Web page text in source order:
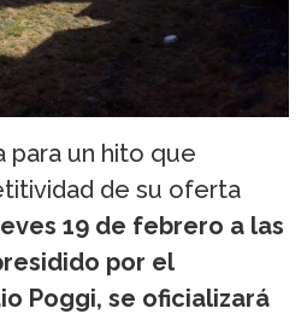
para un hito que
de su oferta
19 de febrero a las
por el
Poggi, se oficializará